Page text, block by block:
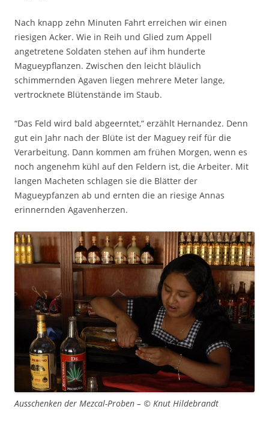
Nach knapp zehn Minuten Fahrt erreichen wir einen
riesigen Acker. Wie in Reih und Glied zum Appell
angetretene Soldaten stehen auf ihm hunderte
Magueypflanzen. Zwischen den leicht bläulich
schimmernden Agaven liegen mehrere Meter lange,
vertrocknete Blütenstände im Staub.
“Das Feld wird bald abgeerntet,“ erzählt Hernandez. Denn
gut ein Jahr nach der Blüte ist der Maguey reif für die
Verarbeitung. Dann kommen am frühen Morgen, wenn es
noch angenehm kühl auf den Feldern ist, die Arbeiter. Mit
langen Macheten schlagen sie die Blätter der
Magueypfanzen ab und ernten die an riesige Annas
erinnernden Agavenherzen.
Ausschenken der Mezcal-Proben – © Knut Hildebrandt